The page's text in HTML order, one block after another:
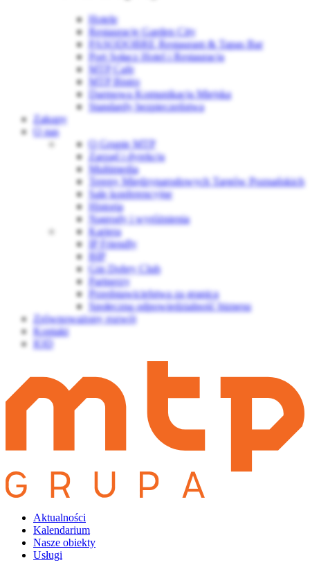
Hotele
Restauracje Garden City
PASODOBRE Restaurant & Tapas Bar
Port Sołacz Hotel i Restauracja
MTP Cafe
MTP Bistro
Darmowa Komunikacja Miejska
Standardy bezpieczeństwa
Zakupy
O nas
O Grupie MTP
Zarząd i dyrekcja
Multimedia
Tereny Międzynarodowych Targów Poznańskich
Sale konferencyjne
Historia
Nagrody i wyróżnienia
Kariera
IP Friendly
BIP
Gin Dobry Club
Partnerzy
Przedstawicielstwa za granicą
Społeczna odpowiedzialność biznesu
Zrównoważony rozwój
Kontakt
IOD
Aktualności
Kalendarium
Nasze obiekty
Usługi